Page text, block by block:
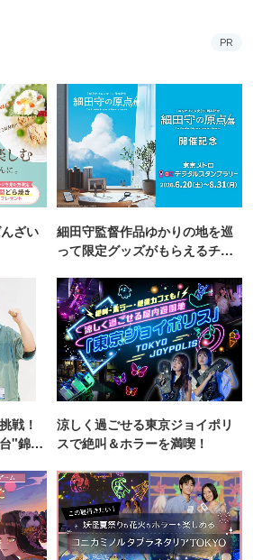
PR
ざい
細田守監督作品ゆかりの地を巡
って限定グッズがもらえるチャ
戦！
"錦糸
涼しく過ごせる東京ジョイポリ
スで絶叫＆ホラーを満喫！